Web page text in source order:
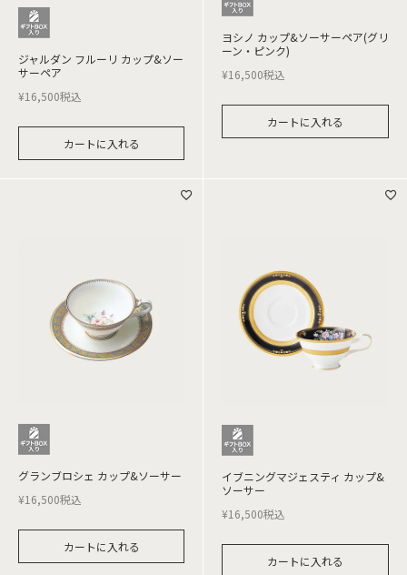
ジャルダン フルーリ カップ&ソー
サーペア
¥16,500税込
カートに入れる
ヨシノ カップ&ソーサーペア(グリ
ーン・ピンク)
¥16,500税込
カートに入れる
グランブロシェ カップ&ソーサー
¥16,500税込
カートに入れる
イブニングマジェスティ カップ&
ソーサー
¥16,500税込
カートに入れる